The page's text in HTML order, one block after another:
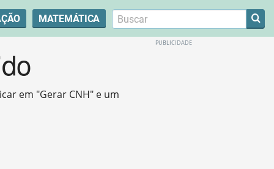
MATEMÁTICA
em "Gerar CNH" e um